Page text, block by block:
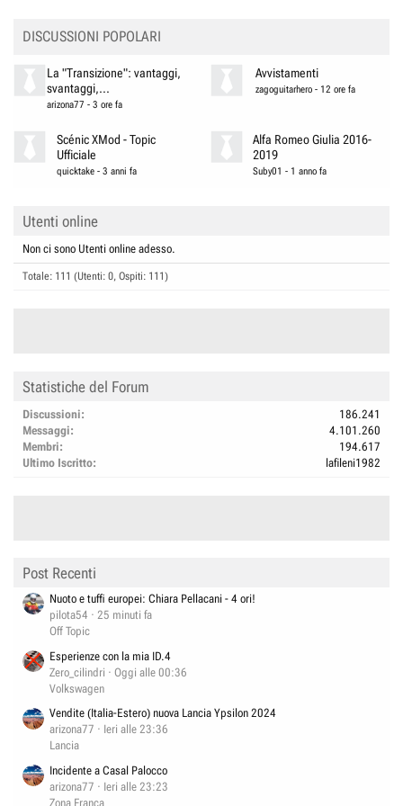
DISCUSSIONI POPOLARI
La "Transizione": vantaggi,
svantaggi,...
arizona77 - 3 ore fa
Avvistamenti
zagoguitarhero - 12 ore fa
Scénic XMod - Topic
Ufficiale
quicktake -3 anni fa
Alfa Romeo Giulia 2016-
2019
Suby01 - 1 anno fa
Utenti online
Non ci sono Utenti online adesso.
Totale: 111 (Utenti: 0, Ospiti: 111)
Statistiche del Forum
Discussioni
186.241
Messaggi
4.101.260
Membri
194.617
Ultimo Iscritto
lafileni1982
Post Recenti
Nuoto e tuffi europei: Chiara Pellacani - 4 ori!
pilota54
25 minuti fa
Off Topic
Esperienze con la mia ID.4
Zero_cilindri
Oggi alle 00:36
Volkswagen
Vendite (Italia-Estero) nuova Lancia Ypsilon 2024
arizona77
Ieri alle 23:36
Lancia
Incidente a Casal Palocco
arizona77
Ieri alle 23:23
Zona Franca